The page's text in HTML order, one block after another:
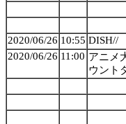
2020/06/26 10:55 DISH//
2020/06/26 11:00 アニメ
ウント